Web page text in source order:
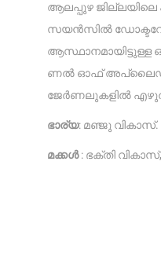
ആലപ്പുഴ
സയൻസിൽ
ആസ്ഥാനമായിട്ടുള്ള
ണൽ ഓഫ് അപ്ലൈഡ്
ജേർണലുകളിൽ
ഭാര്യ: മഞ്ജു വികാസ്.
മക്കൾ: ഭക്തി